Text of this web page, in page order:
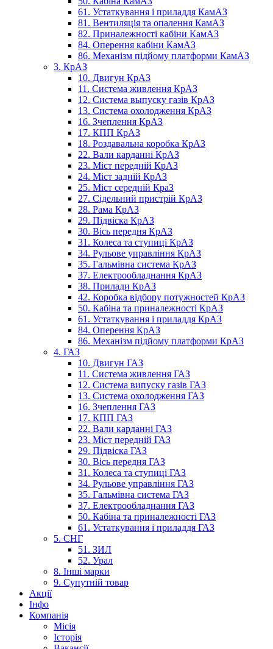
61. Устаткування і приладдя КамАЗ
81. Вентиляція та опалення КамАЗ
82. Приналежності кабіни КамАЗ
84. Оперення кабіни КамАЗ
86. Механізм підйому платформи КамАЗ
3. КрАЗ
10. Двигун КрАЗ
11. Система живлення КрАЗ
12. Система выпуску газів КрАЗ
13. Система охолодження КрАЗ
16. Зчеплення КрАЗ
17. КПП КрАЗ
18. Роздавальна коробка КрАЗ
22. Вали карданні КрАЗ
23. Міст передній КрАЗ
24. Міст задній КрАЗ
25. Міст середній КраЗ
27. Сідельний пристрій КрАЗ
28. Рама КрАЗ
29. Підвіска КрАЗ
30. Вісь передня КрАЗ
31. Колеса та ступиці КрАЗ
34. Рульове управління КрАЗ
35. Гальмівна система КрАЗ
37. Електрообладнання КрАЗ
38. Прилади КрАЗ
42. Коробка відбору потужностей КрАЗ
50. Кабіна та приналежності КрАЗ
61. Устаткування і приладдя КрАЗ
84. Оперення КрАЗ
86. Механізм підйому платформи КрАЗ
4. ГАЗ
10. Двигун ГАЗ
11. Система живлення ГАЗ
12. Система випуску газів ГАЗ
13. Система охолодження ГАЗ
16. Зчеплення ГАЗ
17. КПП ГАЗ
22. Вали карданні ГАЗ
23. Міст передній ГАЗ
29. Підвіска ГАЗ
30. Вісь передня ГАЗ
31. Колеса та ступиці ГАЗ
34. Рульове управління ГАЗ
35. Гальмівна система ГАЗ
37. Електрообладнання ГАЗ
50. Кабіна та приналежності ГАЗ
61. Устаткування і приладдя ГАЗ
5. СНГ
51. ЗИЛ
52. Урал
8. Інші марки
9. Супутній товар
Акції
Інфо
Компанія
Місія
Історія